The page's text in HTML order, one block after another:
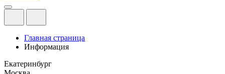
Главная страница
Информация
Екатеринбург